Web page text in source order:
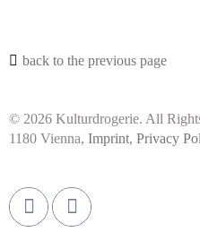
back to the previous page
© 2026 Kulturdrogerie. All
1180 Vienna, Imprint, Privacy